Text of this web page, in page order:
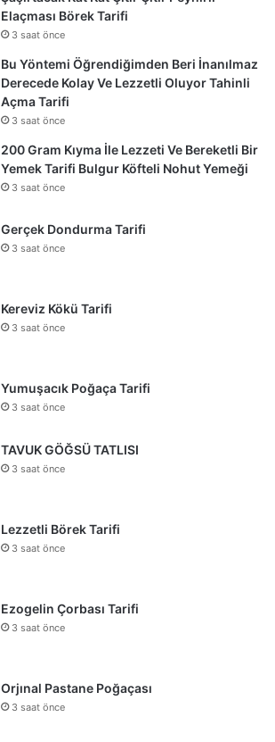
Elaçması Börek Tarifi
3 saat önce
Bu Yöntemi Öğrendiğimden Beri İnanılmaz
Derecede Kolay Ve Lezzetli Oluyor Tahinli
Açma Tarifi
3 saat önce
200 Gram Kıyma İle Lezzeti Ve Bereketli Bir
Yemek Tarifi Bulgur Köfteli Nohut Yemeği
3 saat önce
Gerçek Dondurma Tarifi
3 saat önce
Kereviz Kökü Tarifi
3 saat önce
Yumuşacık Poğaça Tarifi
3 saat önce
TAVUK GÖĞSÜ TATLISI
3 saat önce
Lezzetli Börek Tarifi
3 saat önce
Ezogelin Çorbası Tarifi
3 saat önce
Orjınal Pastane Poğaçası
3 saat önce